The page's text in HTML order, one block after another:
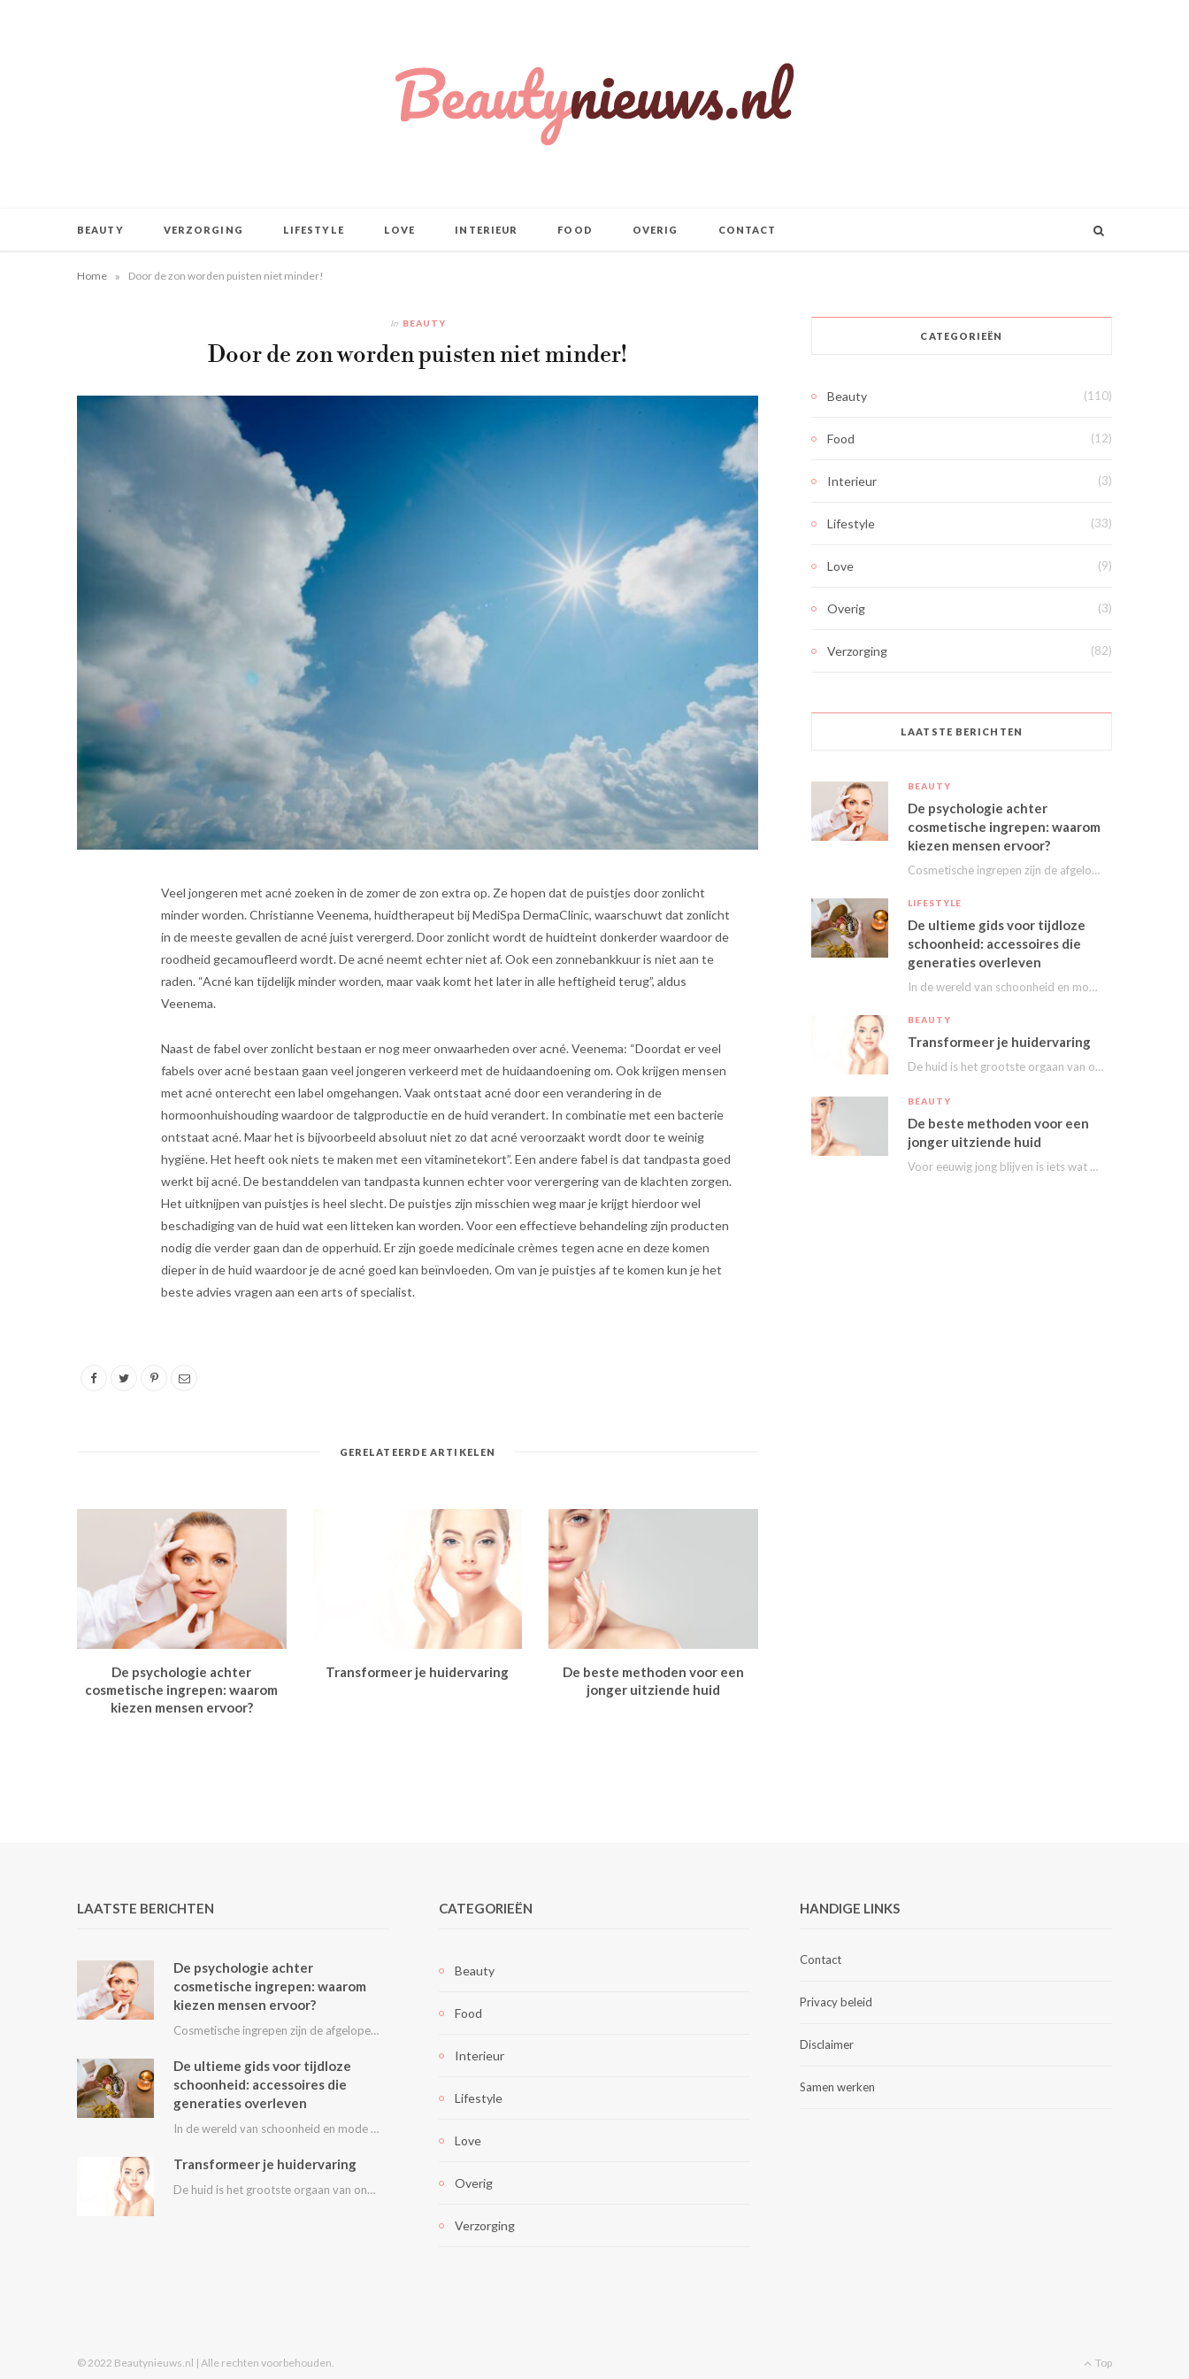
BEAUTY VERZORGING LIFESTYLE LOVE INTERIEUR FOOD OVERIG CONTACT
Home » Door de zon worden puisten niet minder!
In BEAUTY
Door de zon worden puisten niet minder!
Veel jongeren met acné zoeken in de zomer de zon extra op. Ze hopen dat de puistjes door zonlicht
minder worden. Christianne Veenema, huidtherapeut bij MediSpa DermaClinic, waarschuwt dat zonlicht
in de meeste gevallen de acné juist verergerd. Door zonlicht wordt de huidteint donkerder waardoor de
roodheid gecamoufleerd wordt. De acné neemt echter niet af. Ook een zonnebankkuur is niet aan te
raden. “Acné kan tijdelijk minder worden, maar vaak komt het later in alle heftigheid terug”, aldus
Veenema.
Naast de fabel over zonlicht bestaan er nog meer onwaarheden over acné. Veenema: “Doordat er veel
fabels over acné bestaan gaan veel jongeren verkeerd met de huidaandoening om. Ook krijgen mensen
met acné onterecht een label omgehangen. Vaak ontstaat acné door een verandering in de
hormoonhuishouding waardoor de talgproductie en de huid verandert. In combinatie met een bacterie
ontstaat acné. Maar het is bijvoorbeeld absoluut niet zo dat acné veroorzaakt wordt door te weinig
hygiëne. Het heeft ook niets te maken met een vitaminetekort”. Een andere fabel is dat tandpasta goed
werkt bij acné. De bestanddelen van tandpasta kunnen echter voor verergering van de klachten zorgen.
Het uitknijpen van puistjes is heel slecht. De puistjes zijn misschien weg maar je krijgt hierdoor wel
beschadiging van de huid wat een litteken kan worden. Voor een effectieve behandeling zijn producten
nodig die verder gaan dan de opperhuid. Er zijn goede medicinale crèmes tegen acne en deze komen
dieper in de huid waardoor je de acné goed kan beïnvloeden. Om van je puistjes af te komen kun je het
beste advies vragen aan een arts of specialist.
GERELATEERDE ARTIKELEN
De psychologie achter
cosmetische ingrepen: waarom
kiezen mensen ervoor?
Transformeer je huidervaring
De beste methoden voor een
jonger uitziende huid
CATEGORIEËN
Beauty (110)
Food (12)
Interieur (3)
Lifestyle (33)
Love (9)
Overig (3)
Verzorging (82)
LAATSTE BERICHTEN
BEAUTY
De psychologie achter
cosmetische ingrepen: waarom
kiezen mensen ervoor?
Cosmetische ingrepen zijn de afgelopen decennia steeds populairder geworden. Van kleine behandelingen zoals fillers en…
LIFESTYLE
De ultieme gids voor tijdloze
schoonheid: accessoires die
generaties overleven
In de wereld van schoonheid en mode draait alles om het uitstralen van je persoonlijke…
BEAUTY
Transformeer je huidervaring
De huid is het grootste orgaan van ons lichaam en speelt een essentiële rol in…
BEAUTY
De beste methoden voor een
jonger uitziende huid
Voor eeuwig jong blijven is iets wat we stiekem eigenlijk allemaal wel willen. Nu kunnen…
LAATSTE BERICHTEN
De psychologie achter
cosmetische ingrepen: waarom
kiezen mensen ervoor?
Cosmetische ingrepen zijn de afgelopen decennia steeds populairder geworden. Van kleine behandelingen zoals fillers en…
De ultieme gids voor tijdloze
schoonheid: accessoires die
generaties overleven
In de wereld van schoonheid en mode draait alles om het uitstralen van je persoonlijke…
Transformeer je huidervaring
De huid is het grootste orgaan van ons lichaam en speelt een essentiële rol in…
CATEGORIEËN
Beauty
Food
Interieur
Lifestyle
Love
Overig
Verzorging
HANDIGE LINKS
Contact
Privacy beleid
Disclaimer
Samen werken
© 2022 Beautynieuws.nl | Alle rechten voorbehouden. Top